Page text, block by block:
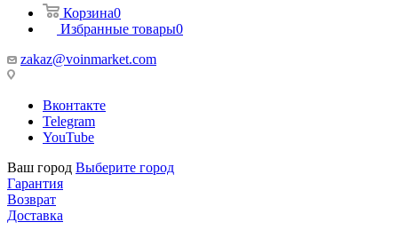
Корзина0
Избранные товары0
zakaz@voinmarket.com
Вконтакте
Telegram
YouTube
Ваш город Выберите город
Гарантия
Возврат
Доставка